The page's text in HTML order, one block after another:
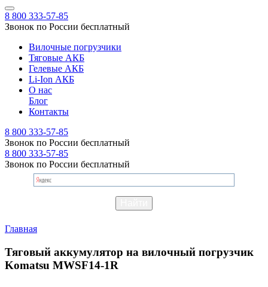
8 800 333-57-85
Звонок по России бесплатный
Вилочные погрузчики
Тяговые АКБ
Гелевые АКБ
Li-Ion АКБ
О нас
Блог
Контакты
8 800 333-57-85
Звонок по России бесплатный
8 800 333-57-85
Звонок по России бесплатный
Главная
Тяговый аккумулятор на вилочный погрузчик
Komatsu MWSF14-1R